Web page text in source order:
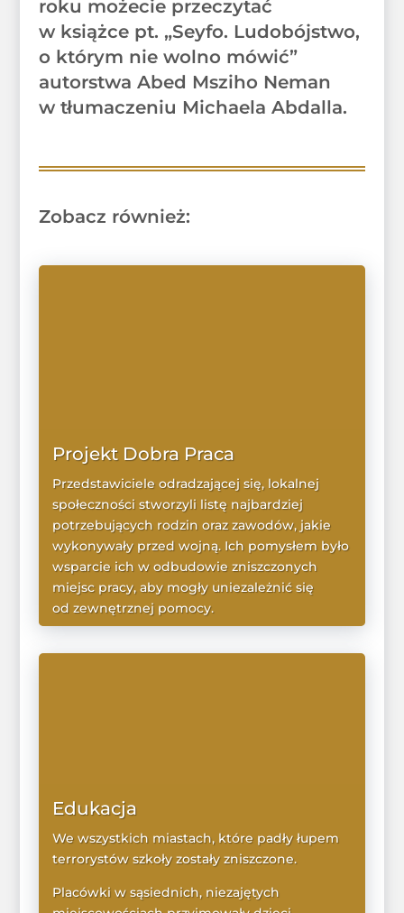
roku możecie przeczytać
w książce pt. „Seyfo. Ludobójstwo,
o którym nie wolno mówić”
autorstwa Abed Msziho Neman
w tłumaczeniu Michaela Abdalla.
Zobacz również:
Projekt Dobra Praca
Przedstawiciele odradzającej się, lokalnej
społeczności stworzyli listę najbardziej
potrzebujących rodzin oraz zawodów, jakie
wykonywały przed wojną. Ich pomysłem było
wsparcie ich w odbudowie zniszczonych
miejsc pracy, aby mogły uniezależnić się
od zewnętrznej pomocy.
WIĘCEJ
Edukacja
We wszystkich miastach, które padły łupem
terrorystów szkoły zostały zniszczone.
Placówki w sąsiednich, niezajętych